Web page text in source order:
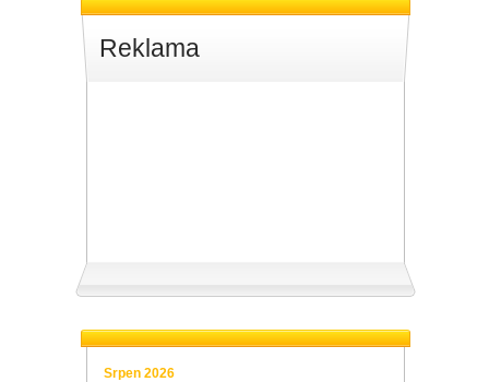
Reklama
Srpen 2026